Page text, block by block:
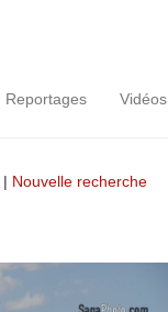
Reportages Vidéos
| Nouvelle recherche